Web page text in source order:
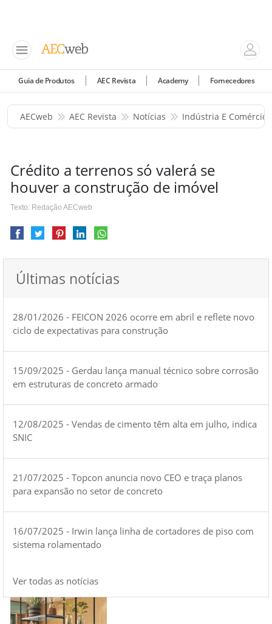
Guia de Produtos AEC Revista Academy Fornecedores
AECweb AEC Revista Notícias Indústria E Comércio
Crédito a terrenos só valerá se
houver a construção de imóvel
Texto: Redação AECweb
Últimas notícias
28/01/2026 - FEICON 2026 ocorre em abril e reflete novo
ciclo de expectativas para construção
15/09/2025 - Gerdau lança manual técnico sobre corrosão
em estruturas de concreto armado
12/08/2025 - Vendas de cimento têm alta em julho, indica
SNIC
21/07/2025 - Topcon anuncia novo CEO e traça planos
para expansão no setor de concreto
16/07/2025 - Irwin lança linha de cortadores de piso com
sistema rolamentado
Ver todas as notícias